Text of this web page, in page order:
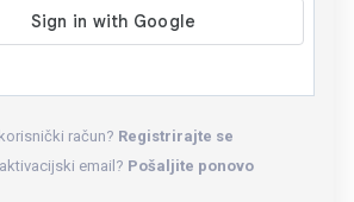
račun? Registrirajte se
email? Pošaljite ponovo